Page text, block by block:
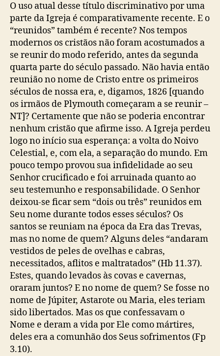
O uso atual desse título discriminativo por uma
parte da Igreja é comparativamente recente. E o
“reunidos” também é recente? Nos tempos
modernos os cristãos não foram acostumados a
se reunir do modo referido, antes da segunda
quarta parte do século passado. Não havia então
reunião no nome de Cristo entre os primeiros
séculos de nossa era, e, digamos, 1826 [quando
os irmãos de Plymouth começaram a se reunir –
NT]? Certamente que não se poderia encontrar
nenhum cristão que afirme isso. A Igreja perdeu
logo no início sua esperança: a volta do Noivo
Celestial, e, com ela, a separação do mundo. Em
pouco tempo provou sua infidelidade ao seu
Senhor crucificado e foi arruinada quanto ao
seu testemunho e responsabilidade. O Senhor
deixou-se ficar sem “dois ou três” reunidos em
Seu nome durante todos esses séculos? Os
santos se reuniam na época da Era das Trevas,
mas no nome de quem? Alguns deles “andaram
vestidos de peles de ovelhas e cabras,
necessitados, aflitos e maltratados” (Hb 11.37).
Estes, quando levados às covas e cavernas,
oraram juntos? E no nome de quem? Se fosse no
nome de Júpiter, Astarote ou Maria, eles teriam
sido libertados. Mas os que confessavam o
Nome e deram a vida por Ele como mártires,
deles era a comunhão dos Seus sofrimentos (Fp
3.10).